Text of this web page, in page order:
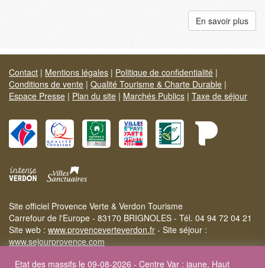
En savoir plus
Contact | Mentions légales | Politique de confidentialité |
Conditions de vente | Qualité Tourisme & Charte Durable |
Espace Presse | Plan du site | Marchés Publics | Taxe de séjour
Site officiel Provence Verte & Verdon Tourisme
Carrefour de l'Europe - 83170 BRIGNOLES - Tél. 04 94 72 04 21
Site web : www.provenceverteverdon.fr - Site séjour :
www.sejourprovence.com
Etat des massifs le 09-08-2026 - Centre Var : jaune, Haut